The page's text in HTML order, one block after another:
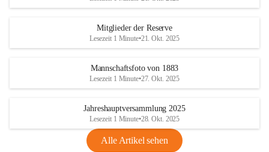
a
Mitglieder der Reserve
Lesezeit 1 Minute•21. Okt. 2025
Mannschaftsfoto von 1883
Lesezeit 1 Minute•27. Okt. 2025
Jahreshauptversammlung 2025
Lesezeit 1 Minute•28. Okt. 2025
Alle Artikel sehen